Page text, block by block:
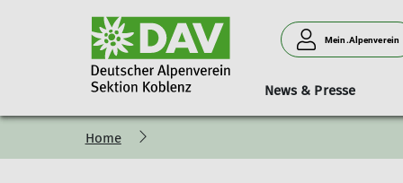
Mein.Alpenverein
News & Presse
Neues aus der Sektion
Geschäftsstelle Personen
Vorträge Kurse & Touren
Bergsteigen Donnerstagssport Familien
Hütten Verleih
Home